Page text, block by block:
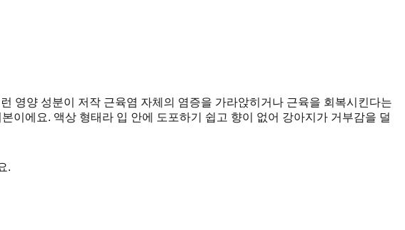
영양 성분이 저작 근육염 자체의 염증을 가라앉히거나 근육을 회복시킨다는
이에요. 액상 형태라 입 안에 도포하기 쉽고 향이 없어 강아지가 거부감을 덜
.